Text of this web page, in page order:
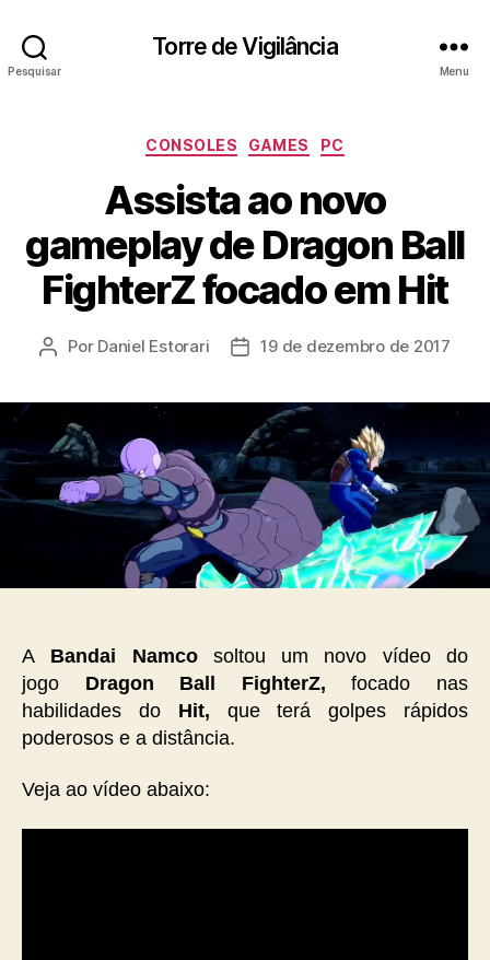
Pesquisar
Torre de Vigilância
Menu
Categorias
CONSOLES GAMES PC
Assista ao novo
gameplay de Dragon Ball
FighterZ focado em Hit
Autor
Por Daniel Estorari
Data19 de dezembro de 2017
A Bandai Namco soltou um novo vídeo do
jogo Dragon Ball FighterZ,focado nas
habilidades do Hit, que terá golpes rápidos
poderosos e a distância.
Veja ao vídeo abaixo: